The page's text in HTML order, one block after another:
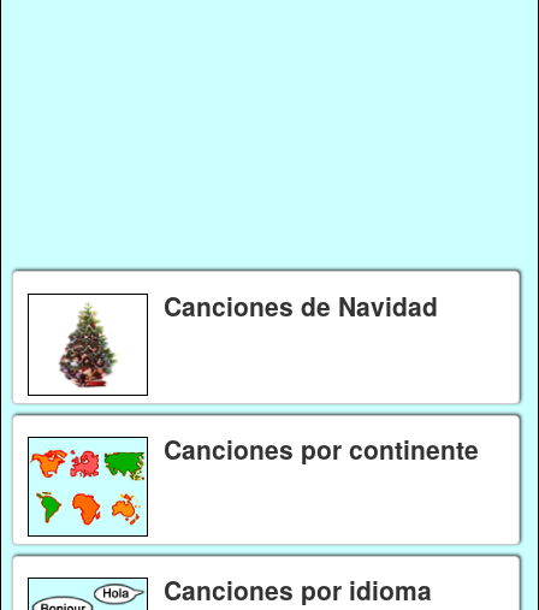
Canciones de Navidad
Canciones por continente
Canciones por idioma